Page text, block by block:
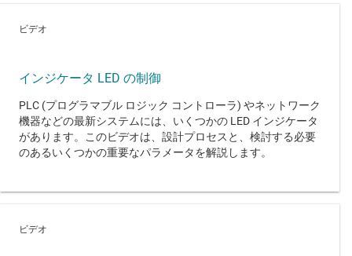
ビデオ
インジケータ LED の制御
PLC (プログラマブル ロジック コントローラ) やネットワーク
機器などの最新システムには、いくつかの LED インジケータ
があります。このビデオは、設計プロセスと、検討する必要
のあるいくつかの重要なパラメータを解説します。
ビデオ